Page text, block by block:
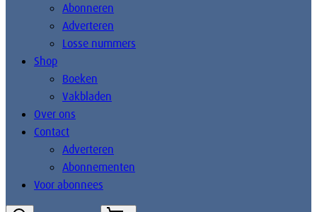
Abonneren
Adverteren
Losse nummers
Shop
Boeken
Vakbladen
Over ons
Contact
Adverteren
Abonnementen
Voor abonnees